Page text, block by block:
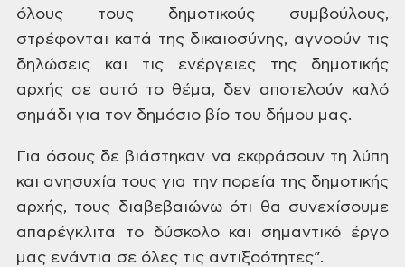
όλους τους δημοτικούς συμβούλους,
στρέφονται κατά της δικαιοσύνης, αγνοούν τις
δηλώσεις και τις ενέργειες της δημοτικής
αρχής σε αυτό το θέμα, δεν αποτελούν καλό
σημάδι για τον δημόσιο βίο του δήμου μας.
Για όσους δε βιάστηκαν να εκφράσουν τη λύπη
και ανησυχία τους για την πορεία τηςδημοτικής
αρχής, τους διαβεβαιώνω ότι θα συνεχίσουμε
απαρέγκλιτα το δύσκολοκαι σημαντικό έργο
μας ενάντια σε όλες τις αντιξοότητες”.